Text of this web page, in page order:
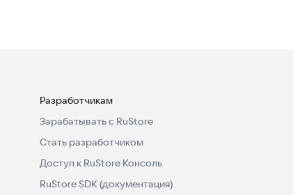
Разработчикам
Зарабатывать с RuStore
Стать разработчиком
Доступ к RuStore Консоль
RuStore SDK (документация)